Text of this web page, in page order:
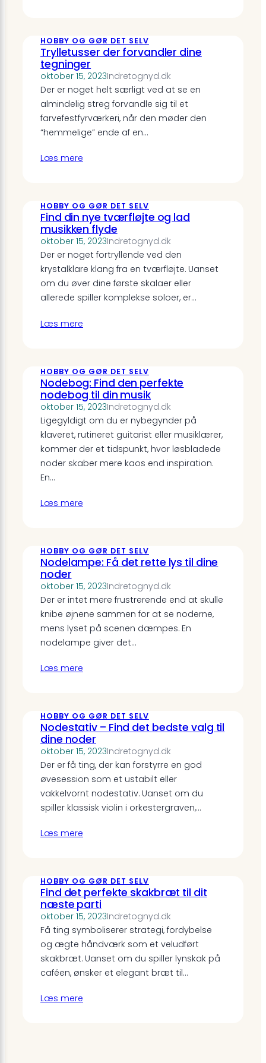
HOBBY OG GØR DET SELV
Trylletusser der forvandler dine
tegninger
oktober 15, 2023Indretognyd.dk
Der er noget helt særligt ved at se en
almindelig streg forvandle sig til et
farvefestfyrværkeri, når den møder den
“hemmelige” ende af en…
Læs mere
HOBBY OG GØR DET SELV
Find din nye tværfløjte og lad
musikken flyde
oktober 15, 2023Indretognyd.dk
Der er noget fortryllende ved den
krystalklare klang fra en tværfløjte. Uanset
om du øver dine første skalaer eller
allerede spiller komplekse soloer, er…
Læs mere
HOBBY OG GØR DET SELV
Nodebog: Find den perfekte
nodebog til din musik
oktober 15, 2023Indretognyd.dk
Ligegyldigt om du er nybegynder på
klaveret, rutineret guitarist eller musiklærer,
kommer der et tidspunkt, hvor løsbladede
noder skaber mere kaos end inspiration.
En…
Læs mere
HOBBY OG GØR DET SELV
Nodelampe: Få det rette lys til dine
noder
oktober 15, 2023Indretognyd.dk
Der er intet mere frustrerende end at skulle
knibe øjnene sammen for at se noderne,
mens lyset på scenen dæmpes. En
nodelampe giver det…
Læs mere
HOBBY OG GØR DET SELV
Nodestativ – Find det bedste valg til
dine noder
oktober 15, 2023Indretognyd.dk
Der er få ting, der kan forstyrre en god
øvesession som et ustabilt eller
vakkelvornt nodestativ. Uanset om du
spiller klassisk violin i orkestergraven,…
Læs mere
HOBBY OG GØR DET SELV
Find det perfekte skakbræt til dit
næste parti
oktober 15, 2023Indretognyd.dk
Få ting symboliserer strategi, fordybelse
og ægte håndværk som et veludført
skakbræt. Uanset om du spiller lynskak på
caféen, ønsker et elegant bræt til…
Læs mere